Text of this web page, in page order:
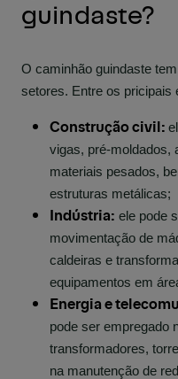
guindaste?
O caminhão guindaste
setores. Entre os pricipais
Construção civil:
vigas, pré-moldados,
materiais pesados,
estruturas metálicas;
Indústria: ele pode
movimentação de
caldeiras e
equipamentos em
Energia e
pode ser empregado
transformadores,
na manutenção de